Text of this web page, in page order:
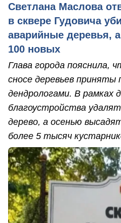
Светлана Маслова
в сквере Гудовича
аварийные деревья,
100 новых
Глава города пояснила,
сносе деревьев приняты
дендрологами. В рамках
благоустройства
дерево, а осенью
более 5 тысяч